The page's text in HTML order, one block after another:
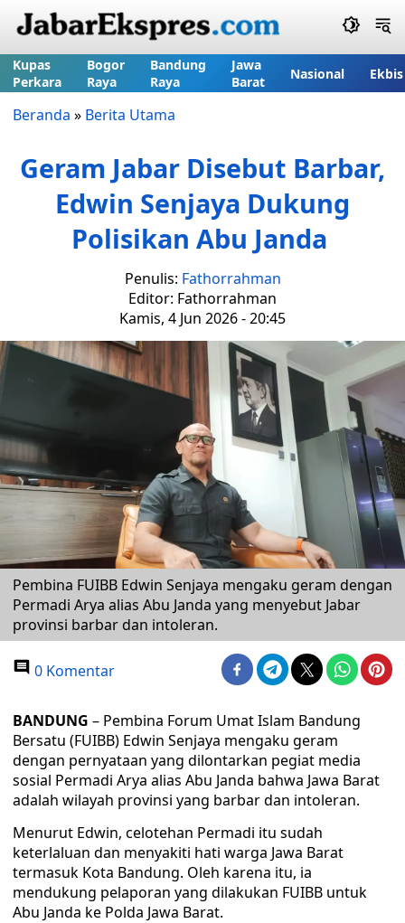
Kupas
Perkara
Bogor
Raya
Bandung
Raya
Jawa
Barat
Nasional Ekbis
Beranda » Berita Utama
Geram Jabar Disebut Barbar,
Edwin Senjaya Dukung
Polisikan Abu Janda
Penulis: Fathorrahman
Editor: Fathorrahman
Kamis, 4 Jun 2026 - 20:45
Pembina FUIBB Edwin Senjaya mengaku geram dengan
Permadi Arya alias Abu Janda yang menyebut Jabar
provinsi barbar dan intoleran.
0 Komentar
BANDUNG – Pembina Forum Umat Islam Bandung
Bersatu (FUIBB) Edwin Senjaya mengaku geram
dengan pernyataan yang dilontarkan pegiat media
sosial Permadi Arya alias Abu Janda bahwa Jawa Barat
adalah wilayah provinsi yang barbar dan intoleran.
Menurut Edwin, celotehan Permadi itu sudah
keterlaluan dan menyakiti hati warga Jawa Barat
termasuk Kota Bandung. Oleh karena itu, ia
mendukung pelaporan yang dilakukan FUIBB untuk
Abu Janda ke Polda Jawa Barat.